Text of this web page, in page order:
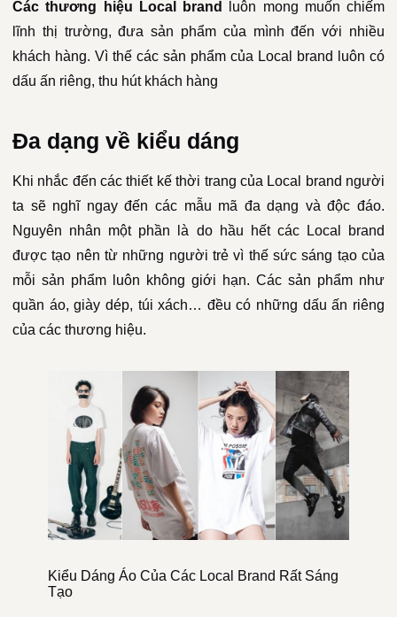
Các thương hiệu Local brand
luôn mong muốn chiếm
lĩnh thị trường, đưa sản phẩm của mình đến với nhiều
khách hàng. Vì thế các sản phẩm của Local brand luôn có
dấu ấn riêng, thu hút khách hàng
Đa dạng về kiểu dáng
Khi nhắc đến các thiết kế thời trang của Local brand người
ta sẽ nghĩ ngay đến các mẫu mã đa dạng và độc đáo.
Nguyên nhân một phần là do hầu hết các Local brand
được tạo nên từ những người trẻ vì thế sức sáng tạo của
mỗi sản phẩm luôn không giới hạn. Các sản phẩm như
quần áo, giày dép, túi xách… đều có những dấu ấn riêng
của các thương hiệu.
Kiểu Dáng Áo Của Các Local Brand Rất Sáng
Tạo